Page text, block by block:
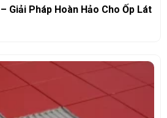
Giải Pháp Hoàn Hảo Cho Ốp Lát